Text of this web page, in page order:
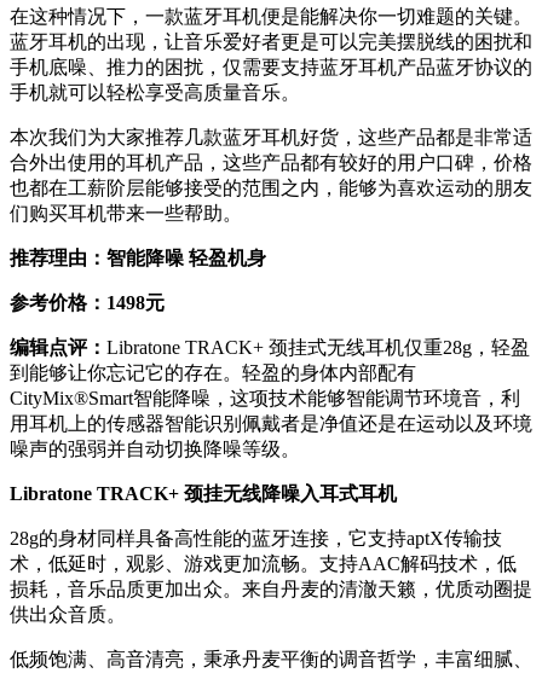
在这种情况下，一款蓝牙耳机便是能解决你一切难题的关键。
蓝牙耳机的出现，让音乐爱好者更是可以完美摆脱线的困扰和
手机底噪、推力的困扰，仅需要支持蓝牙耳机产品蓝牙协议的
手机就可以轻松享受高质量音乐。
本次我们为大家推荐几款蓝牙耳机好货，这些产品都是非常适
合外出使用的耳机产品，这些产品都有较好的用户口碑，价格
也都在工薪阶层能够接受的范围之内，能够为喜欢运动的朋友
们购买耳机带来一些帮助。
推荐理由：智能降噪 轻盈机身
参考价格： 1498元
编辑点评： Libratone TRACK+ 颈挂式无线耳机仅重28g，轻盈
到能够让你忘记它的存在。轻盈的身体内部配有
CityMix®Smart智能降噪，这项技术能够智能调节环境音，利
用耳机上的传感器智能识别佩戴者是净值还是在运动以及环境
噪声的强弱并自动切换降噪等级。
Libratone TRACK+ 颈挂无线降噪入耳式耳机
28g的身材同样具备高性能的蓝牙连接，它支持aptX传输技
术，低延时，观影、游戏更加流畅。支持AAC解码技术，低
损耗，音乐品质更加出众。来自丹麦的清澈天籁，优质动圈提
供出众音质。
低频饱满、高音清亮，秉承丹麦平衡的调音哲学，丰富细腻、